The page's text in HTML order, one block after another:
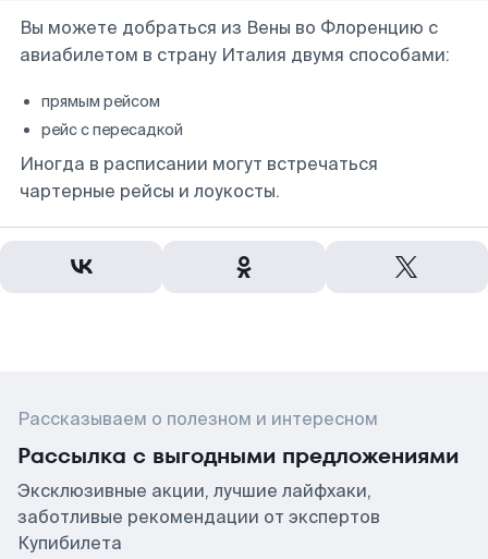
Вы можете добраться из Вены во Флоренцию с
авиабилетом в страну Италия двумя способами:
прямым рейсом
рейс с пересадкой
Иногда в расписании могут встречаться
чартерные рейсы и лоукосты.
Рассказываем о полезном и интересном
Рассылка с выгодными предложениями
Эксклюзивные акции, лучшие лайфхаки,
заботливые рекомендации от экспертов
Купибилета